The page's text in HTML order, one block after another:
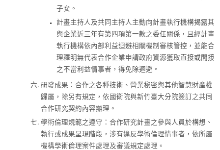
子女。
計畫主持人及共同主持人主動向計畫執行機構揭露其
與企業近三年有第四項第一款之委任關係，且經計畫
執行機構依內部利益迴避相關機制審核管控，並能合
理釋明無代表合作企業申請政府資源獲取直接或間接
之不當利益情事者，得免除迴避。
研發成果：合作之各種技術、營業秘密與其他智慧財產權
歸屬，除另有規定，依國衛院與新竹臺大分院簽訂之共同
合作研究契約內容辦理。
學術倫理規範之遵守：合作研究計畫之參與人員於構想、
執行或成果呈現階段，涉有違反學術倫理情事者，依所屬
機構學術倫理案件處理及審議規定處理。